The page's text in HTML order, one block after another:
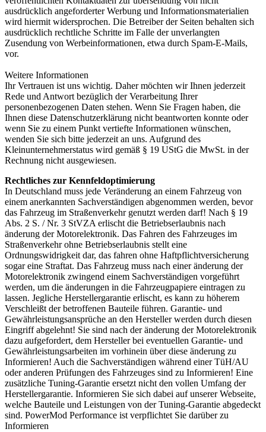
ausdrücklich angeforderter Werbung und Informationsmaterialien
wird hiermit widersprochen. Die Betreiber der Seiten behalten sich
ausdrücklich rechtliche Schritte im Falle der unverlangten
Zusendung von Werbeinformationen, etwa durch Spam-E-Mails,
vor.
Weitere Informationen
Ihr Vertrauen ist uns wichtig. Daher möchten wir Ihnen jederzeit
Rede und Antwort bezüglich der Verarbeitung Ihrer
personenbezogenen Daten stehen. Wenn Sie Fragen haben, die
Ihnen diese Datenschutzerklärung nicht beantworten konnte oder
wenn Sie zu einem Punkt vertiefte Informationen wünschen,
wenden Sie sich bitte jederzeit an uns. Aufgrund des
Kleinunternehmerstatus wird gemäß § 19 UStG die MwSt. in der
Rechnung nicht ausgewiesen.
Rechtliches zur Kennfeldoptimierung
In Deutschland muss jede Veränderung an einem Fahrzeug von
einem anerkannten Sachverständigen abgenommen werden, bevor
das Fahrzeug im Straßenverkehr genutzt werden darf! Nach § 19
Abs. 2 S. / Nr. 3 StVZA erlischt die Betriebserlaubnis nach
änderung der Motorelektronik. Das Fahren des Fahrzeuges im
Straßenverkehr ohne Betriebserlaubnis stellt eine
Ordnungswidrigkeit dar, das fahren ohne Haftpflichtversicherung
sogar eine Straftat. Das Fahrzeug muss nach einer änderung der
Motorelektronik zwingend einem Sachverständigen vorgeführt
werden, um die änderungen in die Fahrzeugpapiere eintragen zu
lassen. Jegliche Herstellergarantie erlischt, es kann zu höherem
Verschleißt der betroffenen Bauteile führen. Garantie- und
Gewährleistungsansprüche an den Hersteller werden durch diesen
Eingriff abgelehnt! Sie sind nach der änderung der Motorelektronik
dazu aufgefordert, dem Hersteller bei eventuellen Garantie- und
Gewährleistungsarbeiten im vorhinein über diese änderung zu
Informieren! Auch die Sachverständigen während einer TüH/AU
oder anderen Prüfungen des Fahrzeuges sind zu Informieren! Eine
zusätzliche Tuning-Garantie ersetzt nicht den vollen Umfang der
Herstellergarantie. Informieren Sie sich dabei auf unserer Webseite,
welche Bauteile und Leistungen von der Tuning-Garantie abgedeckt
sind. PowerMod Performance ist verpflichtet Sie darüber zu
Informieren